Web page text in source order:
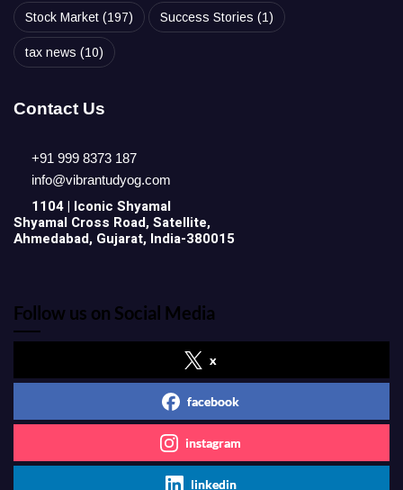
Stock Market (197) Success Stories (1)
tax news (10)
Contact Us
+91 999 8373 187
info@vibrantudyog.com
1104 | Iconic Shyamal
Shyamal Cross Road, Satellite,
Ahmedabad, Gujarat, India-380015
Follow us on Social Media
x
facebook
instagram
linkedin